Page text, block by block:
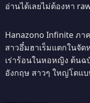
อ่านได้เลยไม่ต้องหา
Hanazono Infinite ภา
สาวอึ๋มฮาเร็มแตกในจั
เร่าร้อนในหอหญิง ต้น
อังกฤษ สาวๆ ใหญ่โตแ